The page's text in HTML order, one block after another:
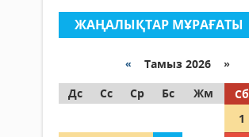
ЖАҢАЛЫҚТАР МҰРАҒАТЫ
« Тамыз 2026 »
Дс
Сс Ср Бс Жм Сб
1